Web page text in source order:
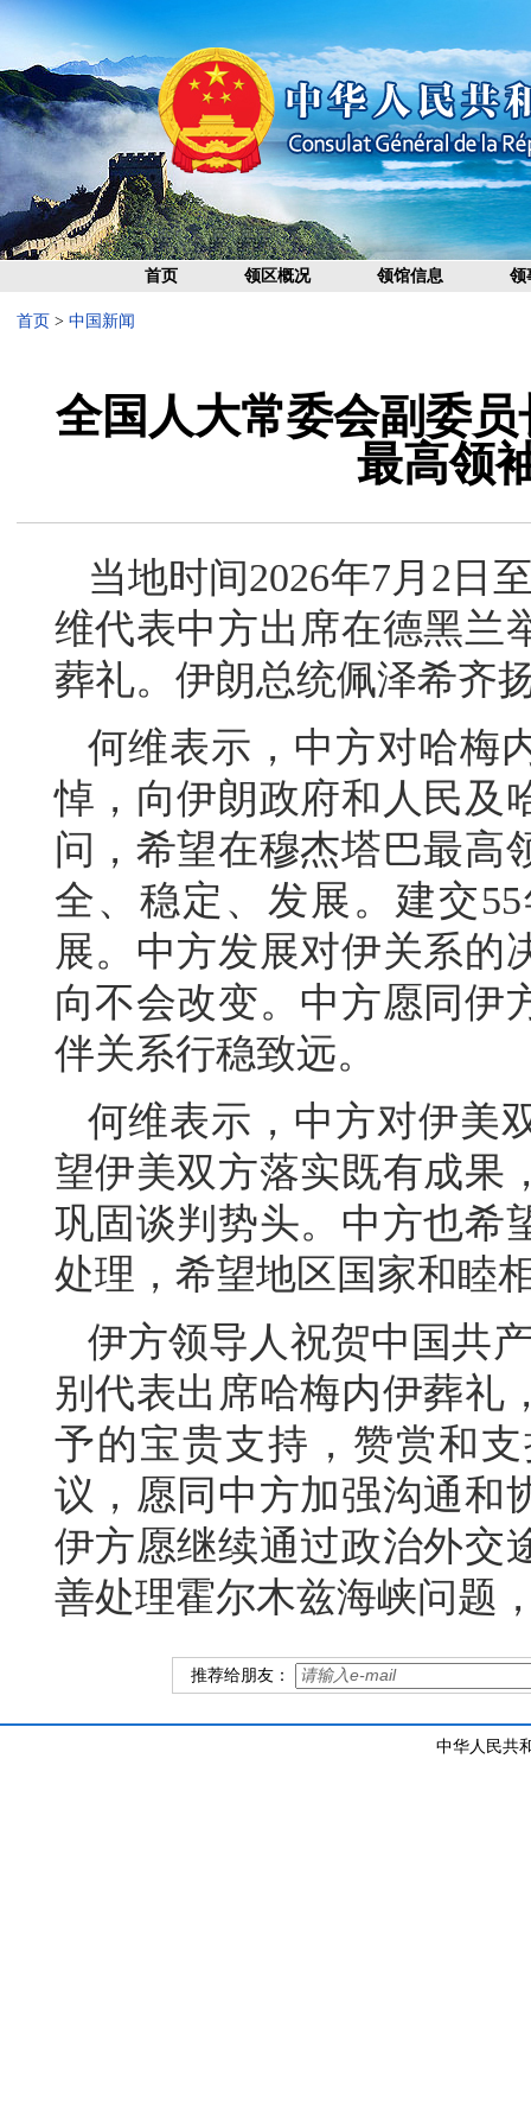
首页 领区概况 领馆信息 领
首页 > 中国新闻
全国人大常委会副委
最高领
当地时间2026年7月2日
维代表中方出席在德黑兰
葬礼。伊朗总统佩泽希齐
何维表示，中方对哈梅
悼，向伊朗政府和人民及
问，希望在穆杰塔巴最高
全、稳定、发展。建交
展。中方发展对伊关系的
向不会改变。中方愿同伊
伴关系行稳致远。
何维表示，中方对伊美
望伊美双方落实既有成果
巩固谈判势头。中方也希
处理，希望地区国家和睦
伊方领导人祝贺中国共
别代表出席哈梅内伊葬礼
予的宝贵支持，赞赏和
议，愿同中方加强沟通和
伊方愿继续通过政治外交
善处理霍尔木兹海峡问题
推荐给朋友：
中华人民共